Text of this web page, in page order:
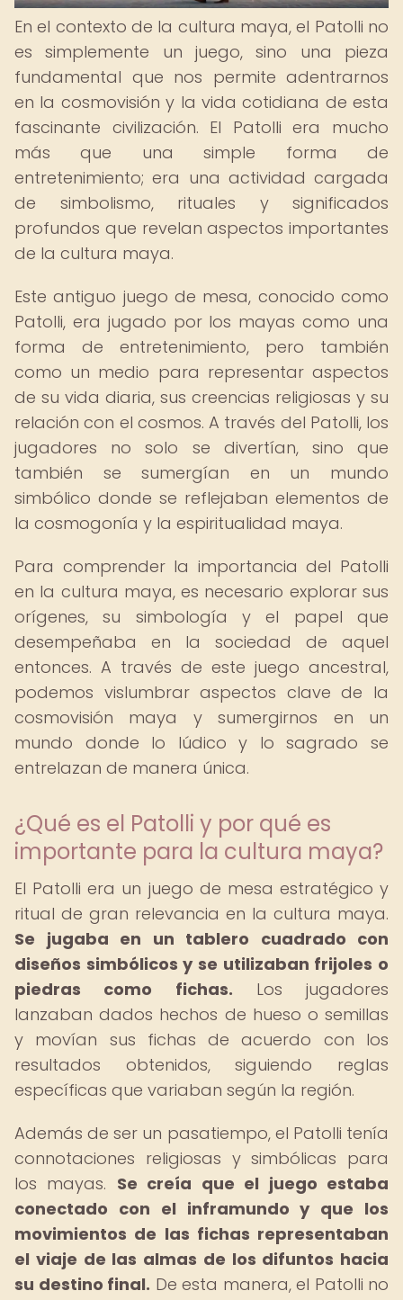
En el contexto de la cultura maya, el Patolli no
es simplemente un juego, sino una pieza
fundamental que nos permite adentrarnos
en la cosmovisión y la vida cotidiana de esta
fascinante civilización. El Patolli era mucho
más que una simple forma de
entretenimiento; era una actividad cargada
de simbolismo, rituales y significados
profundos que revelan aspectos importantes
de la cultura maya.
Este antiguo juego de mesa, conocido como
Patolli, era jugado por los mayas como una
forma de entretenimiento, pero también
como un medio para representar aspectos
de su vida diaria, sus creencias religiosas y su
relación con el cosmos. A través del Patolli, los
jugadores no solo se divertían, sino que
también se sumergían en un mundo
simbólico donde se reflejaban elementos de
la cosmogonía y la espiritualidad maya.
Para comprender la importancia del Patolli
en la cultura maya, es necesario explorar sus
orígenes, su simbología y el papel que
desempeñaba en la sociedad de aquel
entonces. A través de este juego ancestral,
podemos vislumbrar aspectos clave de la
cosmovisión maya y sumergirnos en un
mundo donde lo lúdico y lo sagrado se
entrelazan de manera única.
¿Qué es el Patolli y por qué es
importante para la cultura maya?
El Patolli era un juego de mesa estratégico y
ritual de gran relevancia en la cultura maya.
Se jugaba en un tablero cuadrado con
diseños simbólicos y se utilizaban frijoles o
piedras como fichas. Los jugadores
lanzaban dados hechos de hueso o semillas
y movían sus fichas de acuerdo con los
resultados obtenidos, siguiendo reglas
específicas que variaban según la región.
Además de ser un pasatiempo, el Patolli tenía
connotaciones religiosas y simbólicas para
los mayas. Se creía que el juego estaba
conectado con el inframundo y que los
movimientos de las fichas representaban
el viaje de las almas de los difuntos hacia
su destino final. De esta manera, el Patolli no